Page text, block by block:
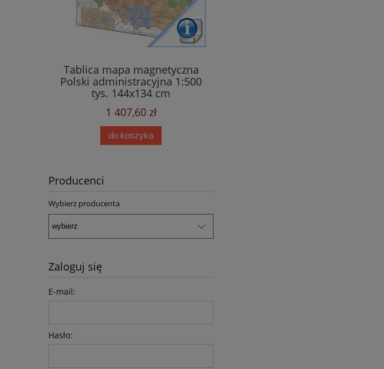
Tablica mapa magnetyczna
Polski administracyjna 1:500
tys. 144x134 cm
1 407,60 zł
do koszyka
Producenci
Wybierz producenta
Zaloguj się
E-mail:
Hasło: